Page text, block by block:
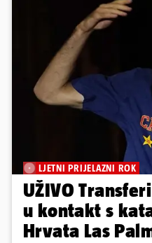
LJETNI PRIJELAZNI ROK
UŽIVO
u kontakt s
Hrvata Las